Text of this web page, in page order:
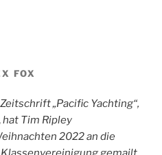
FOX
„Pacific Yachting“,
hat Tim Ripley
2022 an die